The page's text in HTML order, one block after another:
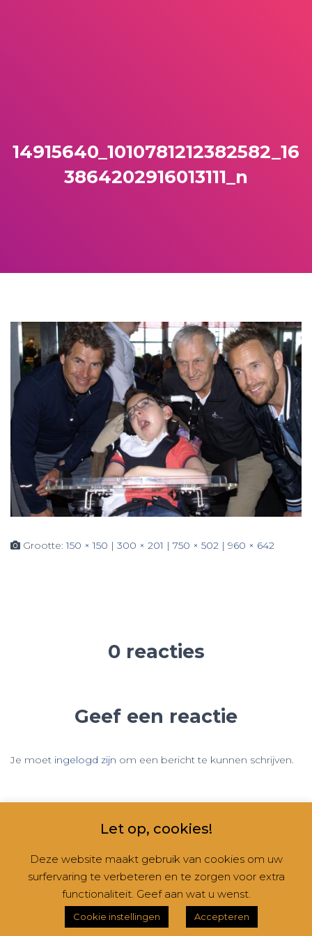
14915640_1010781212382582_16
3864202916013111_n
Grootte:150 × 150 | 300 × 201 | 750 × 502 | 960 × 642
0 reacties
Geef een reactie
Je moet ingelogd zijn om een bericht te kunnen schrijven.
CONTACT NIEUWSBRIEVEN RUBRIEKEN
Hestia | Ontwikkeld doorThemeIsle
Let op, cookies!
Deze website maakt gebruik van cookies om uw
surfervaring te verbeteren en te zorgen voor extra
functionaliteit. Geef aan wat u wenst.
Cookie instellingen Accepteren